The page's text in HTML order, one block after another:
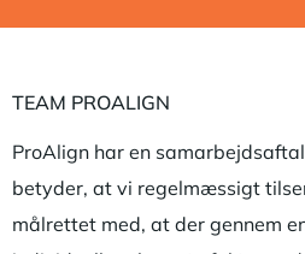
TEAM PROALIGN
ProAlign har en
betyder, at vi regelmæssigt
målrettet med, at der gennem